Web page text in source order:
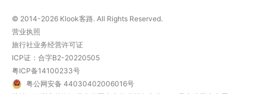
© 2014-2026 Klook客路. All Rights Reserved.
营业执照
旅行社业务经营许可证
ICP证：合字B2-20220505
粤ICP备14100233号
粤公网安备 44030402006016号